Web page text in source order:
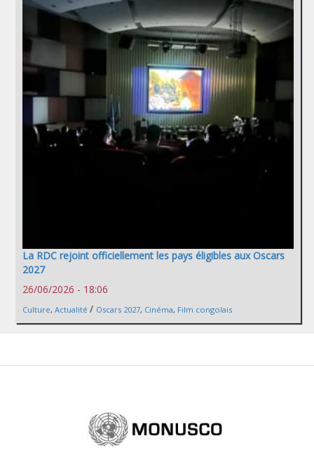
La RDC rejoint officiellement les pays éligibles aux Oscars
2027
26/06/2026 - 18:06
Culture, Actualité / Oscars 2027, Cinéma, Film congolais